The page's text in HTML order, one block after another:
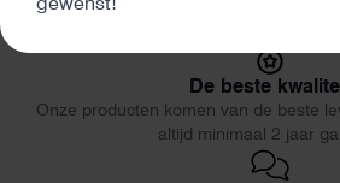
De beste
Onze producten komen van de beste
altijd minimaal 2 jaar